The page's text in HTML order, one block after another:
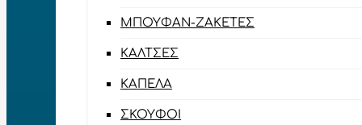
ΜΠΟΥΦΆΝ-ΖΑΚΈΤΕΣ
ΚΆΛΤΣΕΣ
ΚΑΠΈΛΑ
ΣΚΟΎΦΟΙ